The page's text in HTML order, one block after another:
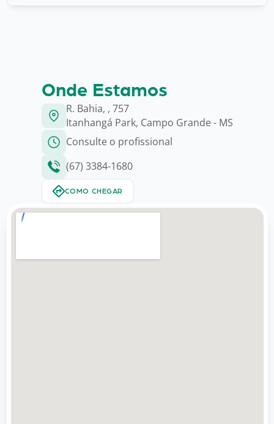
Onde Estamos
R. Bahia, , 757
Itanhangá Park, Campo Grande - MS
Consulte o profissional
(67) 3384-1680
COMO CHEGAR